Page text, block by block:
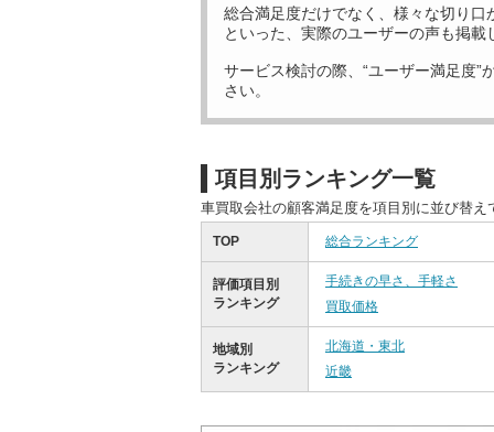
総合満足度だけでなく、様々な切り口
といった、実際のユーザーの声も掲載
サービス検討の際、“ユーザー満足度”
さい。
項目別ランキング一覧
車買取会社の顧客満足度を項目別に並び替
TOP 総合ランキング
評価項目別
ランキング
手続きの早さ、手軽さ
買取価格
地域別
ランキング
北海道・東北
近畿